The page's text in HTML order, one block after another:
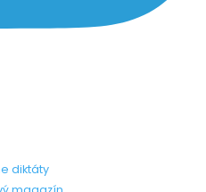
diktáty